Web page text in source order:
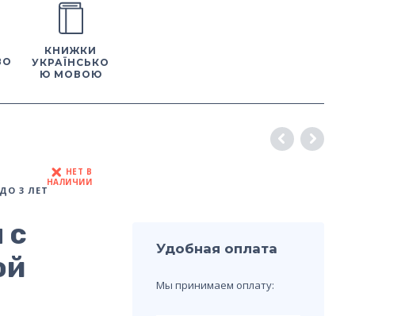
КНИЖКИ
УКРАЇНСЬКО
Ю МОВОЮ
3 ЛЕТ
НЕТ В
НАЛИЧИИ
с
Удобная оплата
Мы принимаем оплату: